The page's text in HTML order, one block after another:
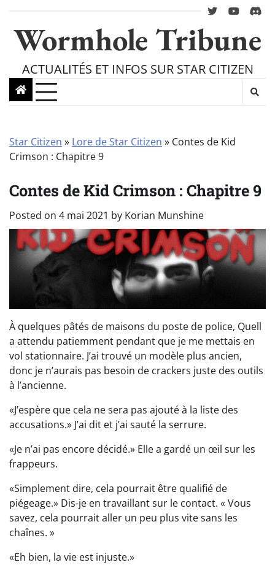
content
twitteryoutube
Wormhole Tribune
ACTUALITÉS ET INFOS SUR STAR CITIZEN
Star Citizen » Lore de Star Citizen » Contes de Kid
Crimson : Chapitre 9
Contes de Kid Crimson : Chapitre 9
Posted on 4 mai 2021 by Korian Munshine
À quelques pâtés de maisons du poste de police, Quell
a attendu patiemment pendant que je me mettais en
vol stationnaire. J’ai trouvé un modèle plus ancien,
donc je n’aurais pas besoin de crackers juste des outils
à l’ancienne.
«J’espère que cela ne sera pas ajouté à la liste des
accusations.» J’ai dit et j’ai sauté la serrure.
«Je n’ai pas encore décidé.» Elle a gardé un œil sur les
frappeurs.
«Simplement dire, cela pourrait être qualifié de
piégeage.» Dis-je en travaillant sur le contact. « Vous
savez, cela pourrait aller un peu plus vite sans les
chaînes. »
«Eh bien, la vie est injuste.»